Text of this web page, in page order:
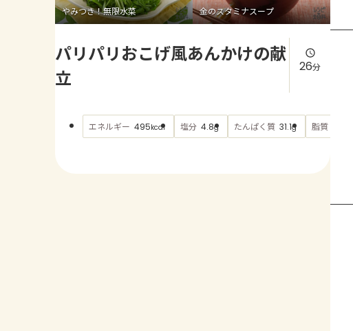
やみつき！無限水菜 金のスタミナスープ
パリパリおこげ風あんかけの献
立
26分
エネルギー 495kcal 塩分 4.8g たんぱく質 31.1g 脂質